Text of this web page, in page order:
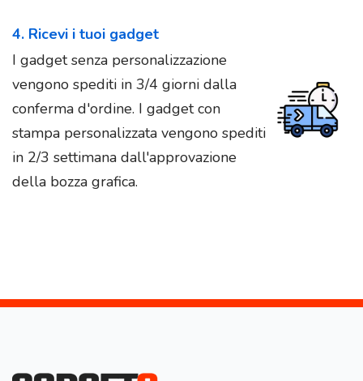
4. Ricevi i tuoi gadget
I gadget senza personalizzazione
vengono spediti in 3/4 giorni dalla
conferma d'ordine. I gadget con
stampa personalizzata vengono spediti
in 2/3 settimana dall'approvazione
della bozza grafica.